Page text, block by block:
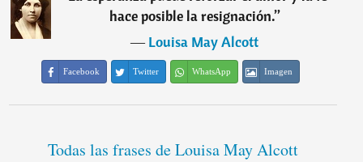
hace posible la resignación.”
―Louisa May Alcott
Facebook Twitter WhatsApp Imagen
Todas las frases de Louisa May Alcott